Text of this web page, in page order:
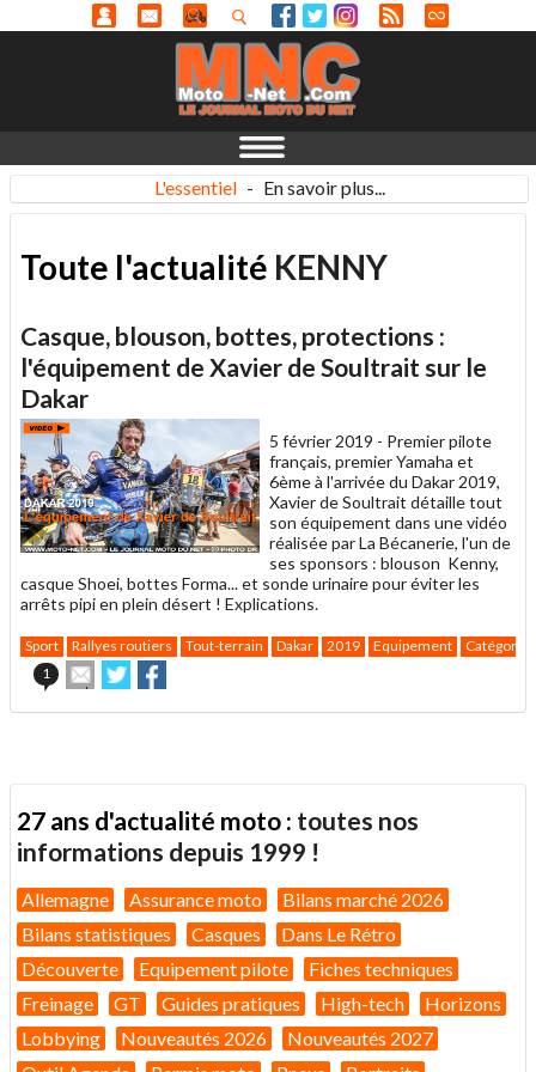
L'essentiel - En savoir plus...
Toute l'actualité KENNY
Casque, blouson, bottes, protections :
l'équipement de Xavier de Soultrait sur le
Dakar
5 février 2019 - Premier pilote
français, premier Yamaha et
6ème à l'arrivée du Dakar 2019,
Xavier de Soultrait détaille tout
son équipement dans une vidéo
réalisée par La Bécanerie, l'un de
ses sponsors : blouson Kenny,
casque Shoei, bottes Forma... et sonde urinaire pour éviter les
arrêts pipi en plein désert ! Explications.
Sport Rallyes routiers Tout-terrain Dakar 2019 Equipement
Catégories
1
Envoyer
cet
article
Partager
sur
Twitter
sur
Facebook
27 ans d'actualité moto : toutes nos
informations depuis 1999 !
Allemagne Assurance moto
Bilans marché 2026
Bilans statistiques
Casques
Dans Le Rétro
Découverte
Equipement pilote
Fiches techniques
Freinage
GT Guides pratiques High-tech
Horizons
Lobbying
Nouveautés 2026
Nouveautés 2027